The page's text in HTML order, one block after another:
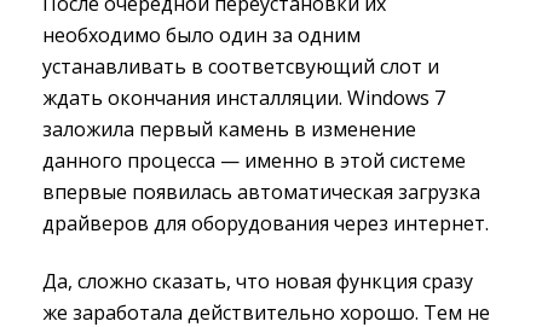
необходимо было один за одним
устанавливать в соответсвующий слот и
ждать окончания инсталляции. Windows 7
заложила первый камень в изменение
данного процесса — именно в этой системе
впервые появилась автоматическая загрузка
драйверов для оборудования через интернет.
Да, сложно сказать, что новая функция сразу
же заработала действительно хорошо. Тем не